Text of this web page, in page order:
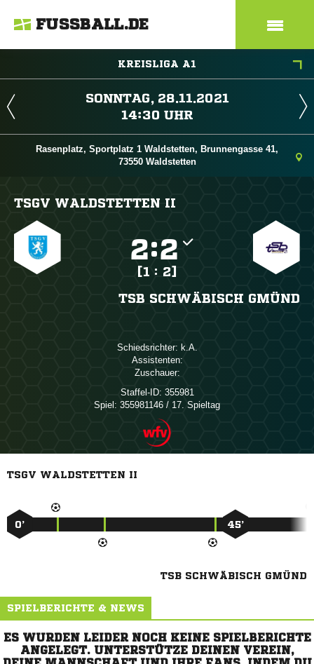
FUSSBALL.DE
KREISLIGA A1
 
 
Rasenplatz, Sportplatz 1 Waldstetten, Brunnengasse 41,
73550 Waldstetten
TSGV WALDSTETTEN II
:
[1 : 2]
TSB SCHWÄBISCH GMÜND
Schiedsrichter: 
Assistenten:
Zuschauer:
Staffel-ID: 355981
Spiel: 355981146 / 17. Spieltag
TSGV WALDSTETTEN II
0’ 45’
TSB SCHWÄBISCH GMÜND
SPIELBERICHTE & NEWS
ES WURDEN LEIDER NOCH KEINE SPIELBERICHTE
ANGELEGT. UNTERSTÜTZE DEINEN VEREIN,